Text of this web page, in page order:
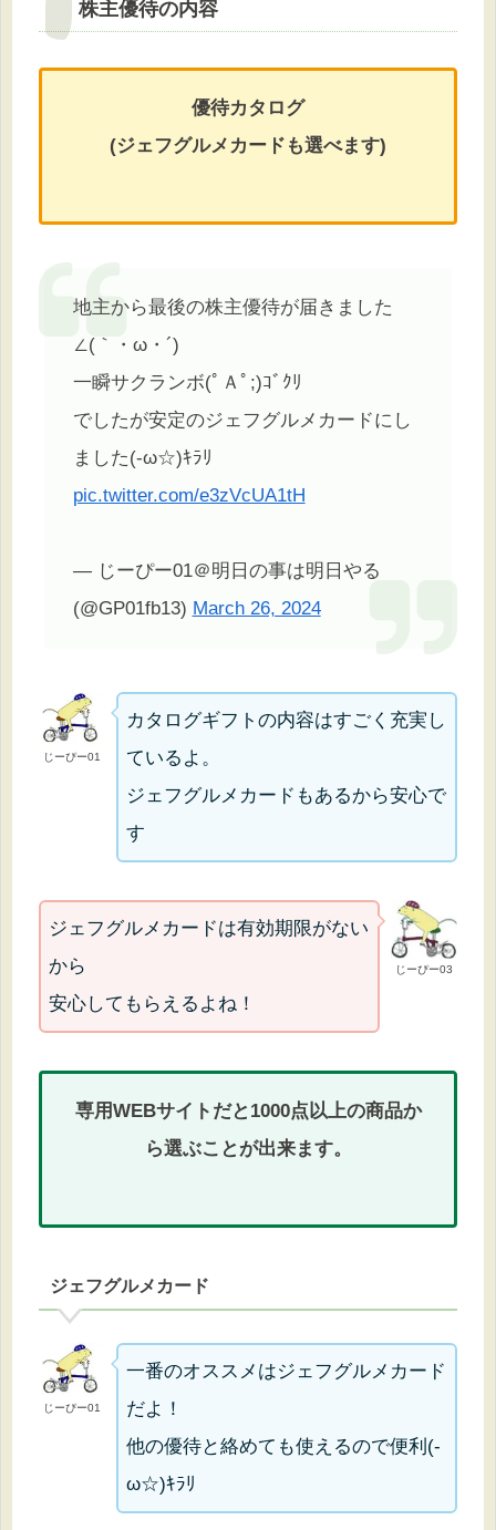
株主優待の内容
優待カタログ
(ジェフグルメカードも選べます)
地主から最後の株主優待が届きました
∠(｀・ω・´)
一瞬サクランボ(ﾟＡﾟ;)ｺﾞｸﾘ
でしたが安定のジェフグルメカードにし
ました(-ω☆)ｷﾗﾘ
pic.twitter.com/e3zVcUA1tH
— じーぴー01＠明日の事は明日やる
(@GP01fb13) March 26, 2024
じーぴー01
カタログギフトの内容はすごく充実し
ているよ。
ジェフグルメカードもあるから安心で
す
じーぴー03
ジェフグルメカードは有効期限がない
から
安心してもらえるよね！
専用WEBサイトだと1000点以上の商品か
ら選ぶことが出来ます。
ジェフグルメカード
じーぴー01
一番のオススメはジェフグルメカード
だよ！
他の優待と絡めても使えるので便利(-
ω☆)ｷﾗﾘ